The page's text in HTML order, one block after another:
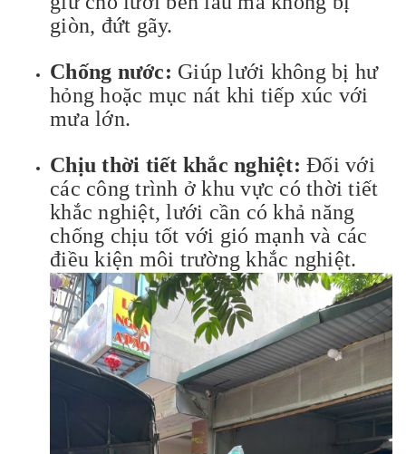
giòn, đứt gãy.
Chống nước: Giúp lưới không bị hư
hỏng hoặc mục nát khi tiếp xúc với
mưa lớn.
Chịu thời tiết khắc nghiệt: Đối với
các công trình ở khu vực có thời tiết
khắc nghiệt, lưới cần có khả năng
chống chịu tốt với gió mạnh và các
điều kiện môi trường khắc nghiệt.